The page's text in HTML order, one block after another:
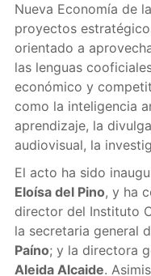
Nueva Economía de
proyectos
orientado a
las lenguas
económico y
como la inteligencia
aprendizaje, la
audiovisual, la
El acto ha sido
Eloísa del Pino, y ha
director del Instituto
la secretaria general
Paíno; y la directora
Aleida Alcaide.